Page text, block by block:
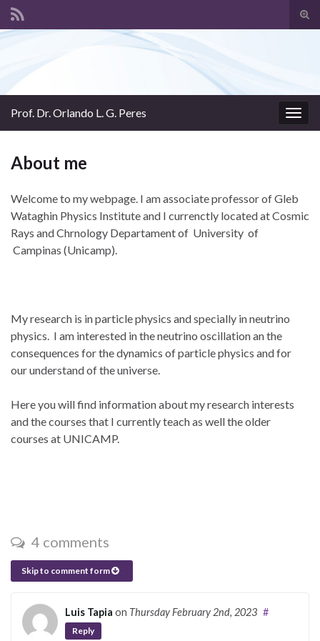
Prof. Dr. Orlando L. G. Peres
About me
Welcome to my webpage. I am associate professor of Gleb
Wataghin Physics Institute and I currenctly located at Cosmic
Rays and Chrnology Departament of University of
Campinas (Unicamp).
My research is in particle physics and specially in neutrino
physics. I am interested in the neutrino oscillation an the
consequences for the dynamics of particle physics and for
our understand of the universe.
Here you will find information about my research interests
and the courses that I currently teach as well the older
courses at UNICAMP.
4 comments
Skip to comment form
Luis Tapia on Thursday February 2nd, 2023 #
Reply